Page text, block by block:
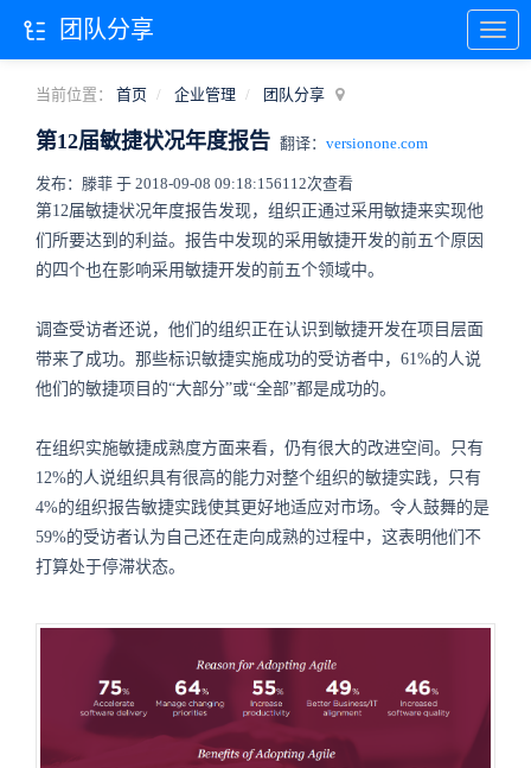
当前位置： 首页 企业管理 团队分享
第12届敏捷状况年度报告 翻译： versionone.com
发布：滕菲 于 2018-09-08 09:18:156112次查看
第12届敏捷状况年度报告发现，组织正通过采用敏捷来实现他
们所要达到的利益。报告中发现的采用敏捷开发的前五个原因
的四个也在影响采用敏捷开发的前五个领域中。
调查受访者还说，他们的组织正在认识到敏捷开发在项目层面
带来了成功。那些标识敏捷实施成功的受访者中，61%的人说
他们的敏捷项目的“大部分”或“全部”都是成功的。
在组织实施敏捷成熟度方面来看，仍有很大的改进空间。只有
12%的人说组织具有很高的能力对整个组织的敏捷实践，只有
4%的组织报告敏捷实践使其更好地适应对市场。令人鼓舞的是
59%的受访者认为自己还在走向成熟的过程中，这表明他们不
打算处于停滞状态。
团队分享